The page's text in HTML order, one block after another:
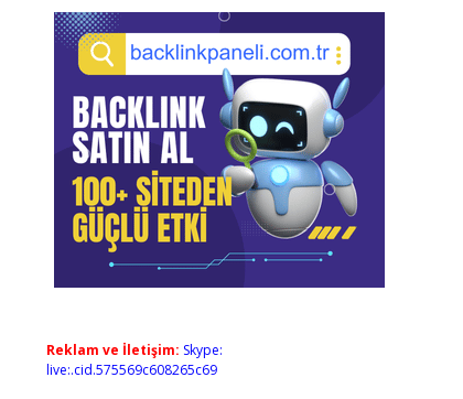
Reklam ve İletişim: Skype:
live:.cid.575569c608265c69